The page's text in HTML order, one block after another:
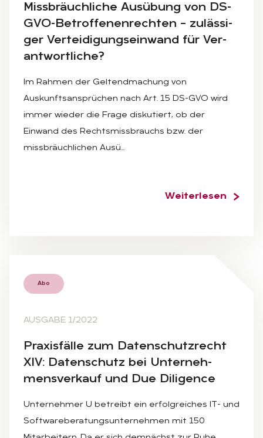
Miss­bräuch­li­che Aus­übung von DS-
GVO-Be­trof­fe­nen­rech­ten – zu­läs­si­
ger Ver­tei­di­gungs­ein­wand für Ver­
ant­wort­li­che?
Im Rahmen der Geltendmachung von
Auskunftsansprüchen nach Art. 15 DS-GVO wird
immer wieder die Frage diskutiert, ob der
Einwand des Rechtsmissbrauchs bzw. der
missbräuchlichen Ausü…
Weiterlesen
Abo
AUSGABE 1/2022
Pra­xis­fäl­le zum Da­ten­schutz­recht
XIV: Da­ten­schutz bei Un­ter­neh­
mens­ver­kauf und Due Di­li­gence
Unternehmer U betreibt ein erfolgreiches IT- und
Softwareberatungsunternehmen mit 150